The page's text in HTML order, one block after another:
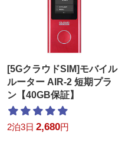
[5GクラウドSIM]モバイル
ルーター AIR-2 短期プラ
ン【40GB保証】
2泊3日 2,680円